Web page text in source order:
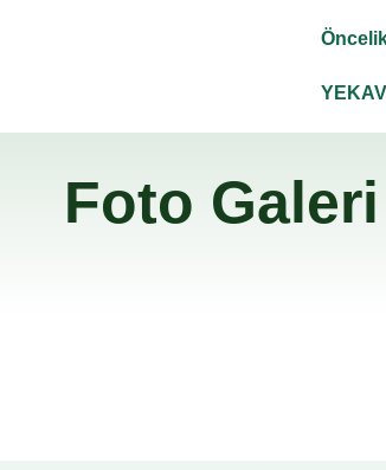
Foto Galeri